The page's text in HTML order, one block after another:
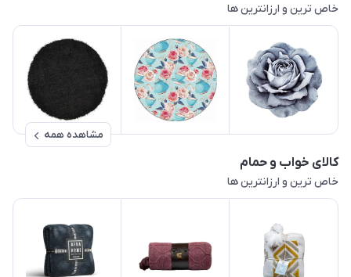
خاص ترین و ارزانترین ها
مشاهده همه
کالای خواب و حمام
خاص ترین و ارزانترین ها